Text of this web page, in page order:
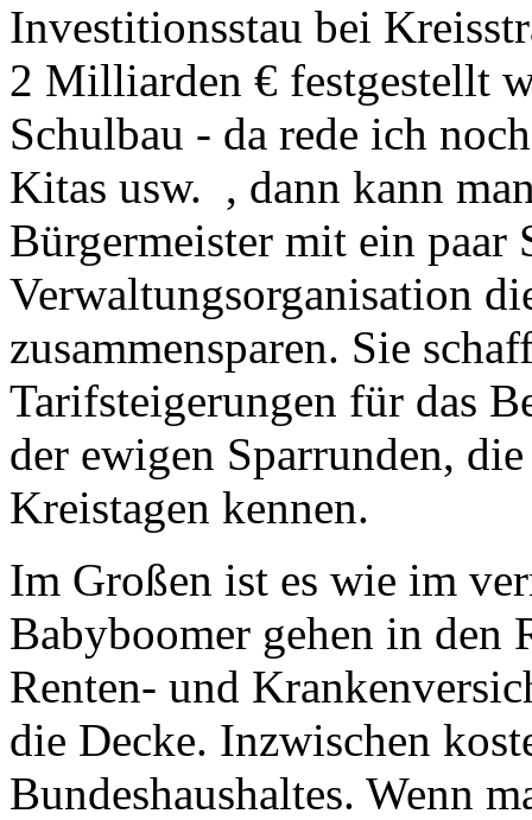
Investitionsstau bei
2 Milliarden € festgestellt
Schulbau - da rede ich
Kitas usw. , dann kann
Bürgermeister mit ein paar
Verwaltungsorganisation
zusammensparen. Sie
Tarifsteigerungen für das
der ewigen Sparrunden,
Kreistagen kennen.
Im Großen ist es wie im
Babyboomer gehen in den
Renten- und
die Decke. Inzwischen
Bundeshaushaltes. Wenn